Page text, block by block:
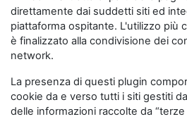
direttamente dai suddetti siti ed
piattaforma ospitante. L'utilizzo più
è finalizzato alla condivisione dei
network.
La presenza di questi plugin
cookie da e verso tutti i siti gestiti
delle informazioni raccolte da